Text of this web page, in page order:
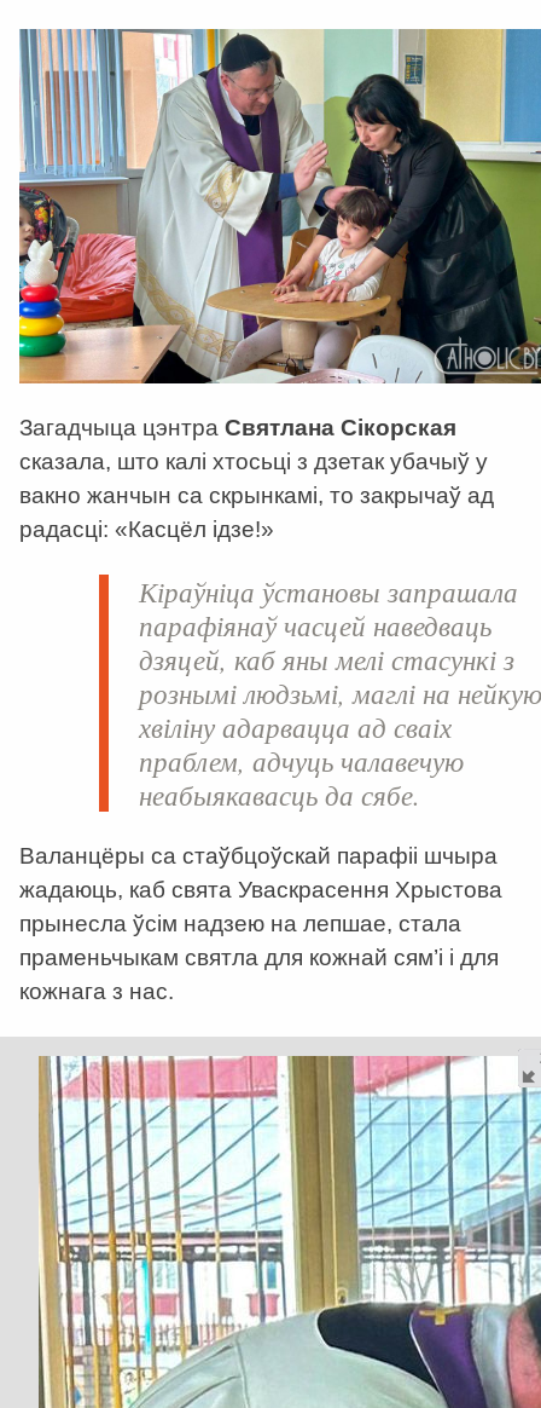
Загадчыца цэнтра Святлана Сікорская
сказала, што калі хтосьці з дзетак убачыў у
вакно жанчын са скрынкамі, то закрычаў ад
радасці: «Касцёл ідзе!»
Кіраўніца ўстановы запрашала
парафіянаў часцей наведваць
дзяцей, каб яны мелі стасункі з
рознымі людзьмі, маглі на
хвіліну адарвацца ад сваіх
праблем, адчуць чалавечую
неабыякавасць да сябе.
Валанцёры са стаўбцоўскай парафіі шчыра
жадаюць, каб свята Уваскрасення Хрыстова
прынесла ўсім надзею на лепшае, стала
праменьчыкам святла для кожнай сям’і і для
кожнага з нас.